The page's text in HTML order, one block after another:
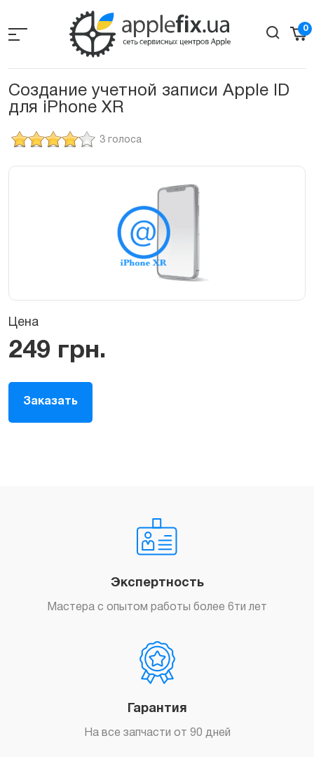
the
0
Создание учетной записи Apple ID
для iPhone XR
3 голоса
Цена
249 грн.
Заказать
Экспертность
Мастера с опытом работы более 6ти лет
Гарантия
На все запчасти от 90 дней